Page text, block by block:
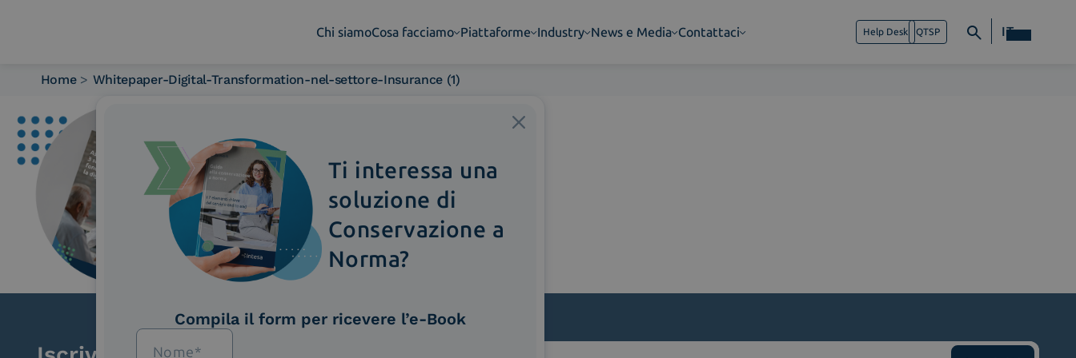
Chi siamoCosa facciamo Piattaforme Industry News e Media Contattaci Help Desk QTSP IT
Chi siamo
Cosa facciamo
Piattaforme
Industry
News e Media
Contattaci
Home > Whitepaper-Digital-Transformation-nel-settore-Insurance (1)
Ti interessa una
soluzione di
Conservazione a
Norma?
Compila il form per ricevere l’e-Book